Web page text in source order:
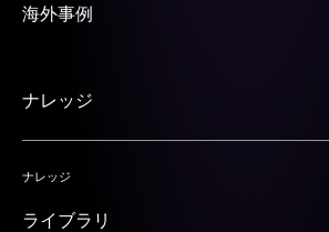
海外事例
ナレッジ
ナレッジ
ライブラリ